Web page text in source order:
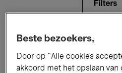
Filters
Alle evenementen
Tentoonstellingen
Beste bezoekers,
Door op “Alle cookies
akkoord met het opslaan van